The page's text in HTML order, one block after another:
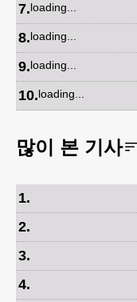
7.loading...
8.loading...
9.loading...
10.loading...
많이 본 기사
1.
2.
3.
4.